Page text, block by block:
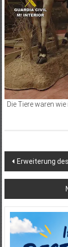
Die Tiere waren
Erweiterung